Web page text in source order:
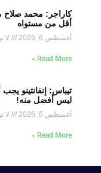
كاراجر: محمد صلاح
أقل من مستواه
أغسطس 6, 2026 لا
Read More »
تيباس: إنفانتينو
ليس أفضل منه!
أغسطس 6, 2026 لا
Read More »